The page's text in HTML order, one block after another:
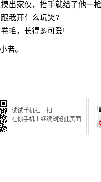
出家伙，抬手就给了他一
我开什么玩笑?
毛，长得多可爱!
者。
试试手机扫一扫
在你手机上继续浏览此页面